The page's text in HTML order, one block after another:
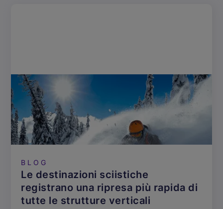
BLOG
Le destinazioni sciistiche
registrano una ripresa più rapida di
tutte le strutture verticali